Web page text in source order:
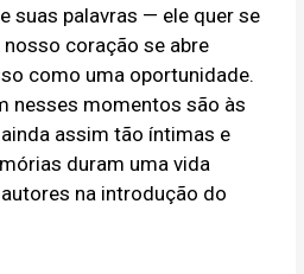
suas palavras — ele quer se
coração se abre
como uma oportunidade.
nesses momentos são às
assim tão íntimas e
duram uma vida
na introdução do